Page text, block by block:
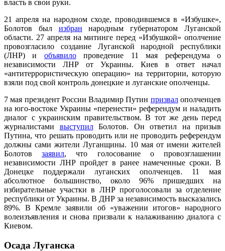
власть в свои руки.
21 апреля на народном сходе, проводившемся в «Избушке»,
Болотов был избран народным губернатором Луганской
области. 27 апреля на митинге перед «Избушкой» ополчение
провозгласило создание Луганской народной республики
(ЛНР) и объявилопроведение 11 мая референдума о
независимости ЛНР от Украины. Киев в ответ начал
«антитеррористическую операцию» на территории, которую
взяли под свой контроль донецкие и луганские ополченцы.
7 мая президент России Владимир Путин призвалополченцев
на юго-востоке Украины «перенести» референдум и наладить
диалог с украинским правительством. В тот же день перед
журналистами выступилБолотов. Он ответил на призыв
Путина, что решать проводить или не проводить референдум
должны сами жители Луганщины. 10 мая от имени жителей
Болотовзаявил, что голосование о провозглашении
независимости ЛНР пройдет в ранее намеченные сроки. В
Донецке поддержали луганских ополченцев. 11 мая
абсолютное большинство, около 96% пришедших на
избирательные участки в ЛНР проголосовали за отделение
республики от Украины. В ДНР за независимость высказались
89%. В Кремле заявили об «уважении итогов» народного
волеизъявления и снова призвали к налаживанию диалога с
Киевом.
Осада Луганска